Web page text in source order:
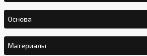
Основа
Материалы